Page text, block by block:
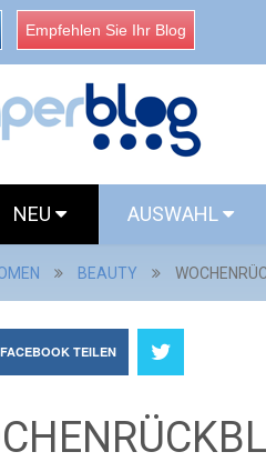
Empfehlen Sie Ihr Blog
NEU AUSWAHL
BEAUTY
TEILEN